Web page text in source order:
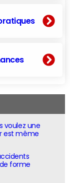
voulez une
est même
forme